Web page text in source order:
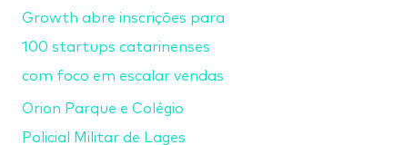
Growth abre inscrições para
100 startups catarinenses
com foco em escalar vendas
Orion Parque e Colégio
Policial Militar de Lages